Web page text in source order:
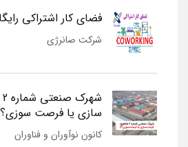
فضای کار اشتراکی
شرکت صانرژی
سازی یا فرصت
کانون نوآوران و فناوران